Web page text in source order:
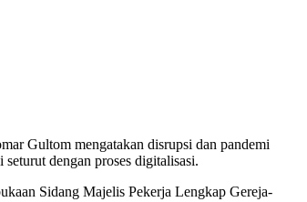
Gultom mengatakan disrupsi dan pandemi
dengan proses digitalisasi.
Sidang Majelis Pekerja Lengkap Gereja-